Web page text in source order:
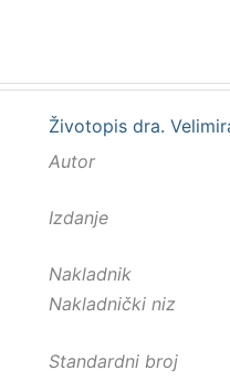
Životopis dra.
Autor
Izdanje
Nakladnik
Nakladnički niz
Standardni broj